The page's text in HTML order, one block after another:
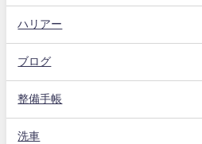
ハリアー
ブログ
整備手帳
洗車